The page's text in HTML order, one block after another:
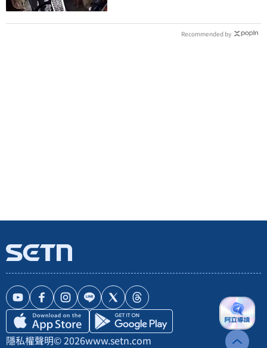
Recommended by
隱私權聲明© 2026www.setn.com